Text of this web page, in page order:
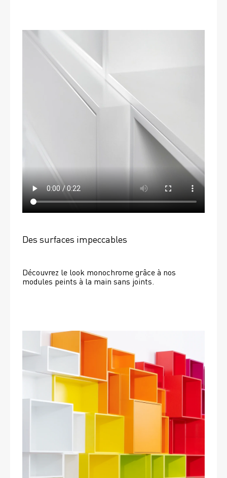
Des surfaces impeccables
Découvrez le look monochrome grâce à nos
modules peints à la main sans joints.